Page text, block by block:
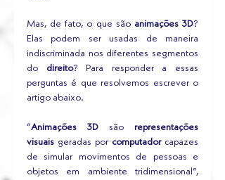
Mas, de fato, o que são animações 3D?
Elas podem ser usadas de maneira
indiscriminada nos diferentes segmentos
do direito? Para responder a essas
perguntas é que resolvemos escrever o
artigo abaixo.
“Animações 3D são representações
visuais geradas por computador capazes
de simular movimentos de pessoas e
objetos em ambiente tridimensional”,